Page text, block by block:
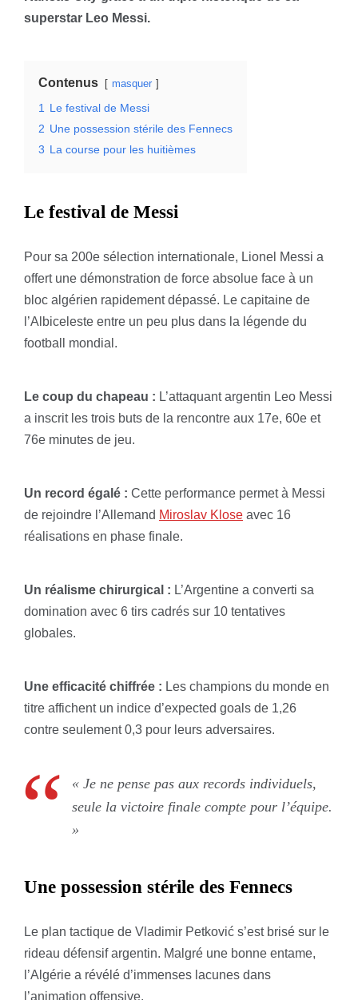
superstar Leo Messi.
Contenus masquer
1
Le festival de Messi
2 Une possession stérile des Fennecs
3 La course pour les huitièmes
Le festival de Messi
Pour sa 200e sélection internationale, Lionel Messi a
offert une démonstration de force absolue face à un
bloc algérien rapidement dépassé. Le capitaine de
l’Albiceleste entre un peu plus dans la légende du
football mondial.
Le coup du chapeau : L’attaquant argentin Leo Messi
a inscrit les trois buts de la rencontre aux 17e, 60e et
76e minutes de jeu.
Un record égalé : Cette performance permet à Messi
de rejoindre l’Allemand Miroslav Klose avec 16
réalisations en phase finale.
Un réalisme chirurgical : L’Argentine a converti sa
domination avec 6 tirs cadrés sur 10 tentatives
globales.
Une efficacité chiffrée : Les champions du monde en
titre affichent un indice d’expected goals de 1,26
contre seulement 0,3 pour leurs adversaires.
« Je ne pense pas aux records individuels,
seule la victoire finale compte pour l’équipe.
»
Une possession stérile des Fennecs
Le plan tactique de Vladimir Petković s’est brisé sur le
rideau défensif argentin. Malgré une bonne entame,
l’Algérie a révélé d’immenses lacunes dans
l’animation offensive.